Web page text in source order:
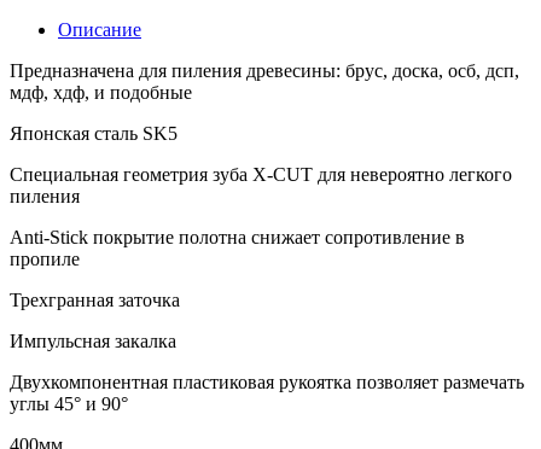
Описание
Предназначена для пиления древесины: брус, доска, осб, дсп,
мдф, хдф, и подобные
Японская сталь SK5
Специальная геометрия зуба X-CUT для невероятно легкого
пиления
Anti-Stick покрытие полотна снижает сопротивление в
пропиле
Трехгранная заточка
Импульсная закалка
Двухкомпонентная пластиковая рукоятка позволяет размечать
углы 45° и 90°
400мм